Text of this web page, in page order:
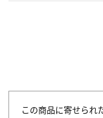
この商品に寄せられ